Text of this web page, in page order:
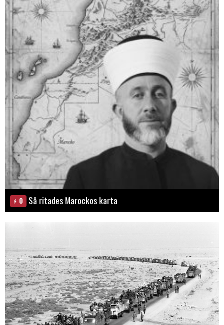
0 Så ritades Marockos karta